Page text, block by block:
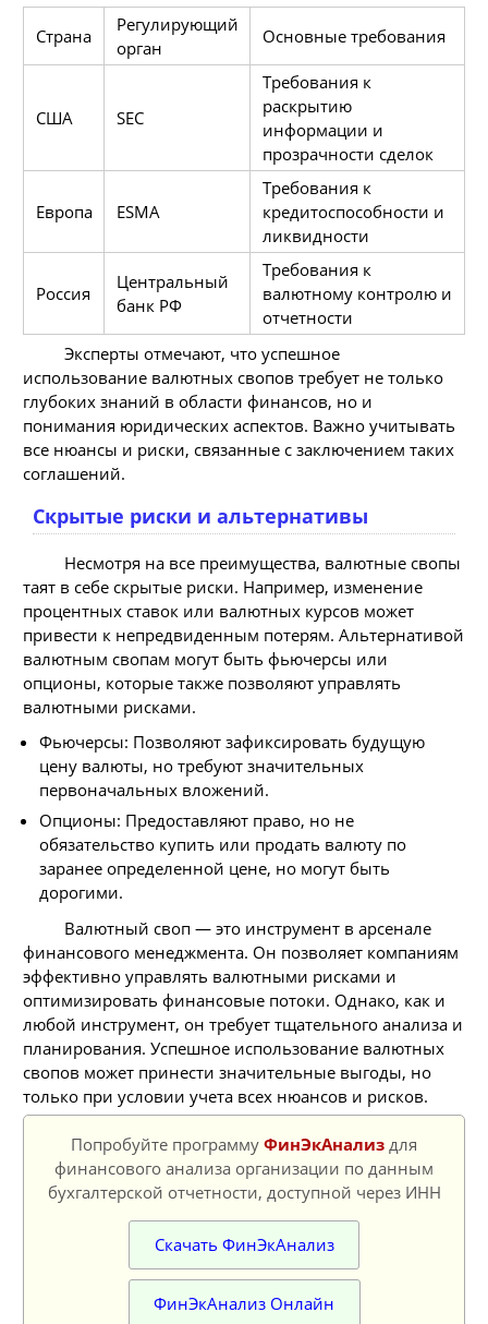
Страна
Регулирующий
орган
Основные требования
США SEC
Требования к
раскрытию
информации и
прозрачности сделок
Европа ESMA
Требования к
кредитоспособности и
ликвидности
Россия
Центральный
банк РФ
Требования к
валютному контролю и
отчетности
Эксперты отмечают, что успешное
использование валютных свопов требует не только
глубоких знаний в области финансов, но и
понимания юридических аспектов. Важно учитывать
все нюансы и риски, связанные с заключением таких
соглашений.
Скрытые риски и альтернативы
Несмотря на все преимущества, валютные свопы
таят в себе скрытые риски. Например, изменение
процентных ставок или валютных курсов может
привести к непредвиденным потерям. Альтернативой
валютным свопам могут быть фьючерсы или
опционы, которые также позволяют управлять
валютными рисками.
Фьючерсы: Позволяют зафиксировать будущую
цену валюты, но требуют значительных
первоначальных вложений.
Опционы: Предоставляют право, но не
обязательство купить или продать валюту по
заранее определенной цене, но могут быть
дорогими.
Валютный своп — это инструмент в арсенале
финансового менеджмента. Он позволяет компаниям
эффективно управлять валютными рисками и
оптимизировать финансовые потоки. Однако, как и
любой инструмент, он требует тщательного анализа и
планирования. Успешное использование валютных
свопов может принести значительные выгоды, но
только при условии учета всех нюансов и рисков.
Попробуйте программу ФинЭкАнализ для
финансового анализа организации по данным
бухгалтерской отчетности, доступной через ИНН
Скачать ФинЭкАнализ
ФинЭкАнализ Онлайн